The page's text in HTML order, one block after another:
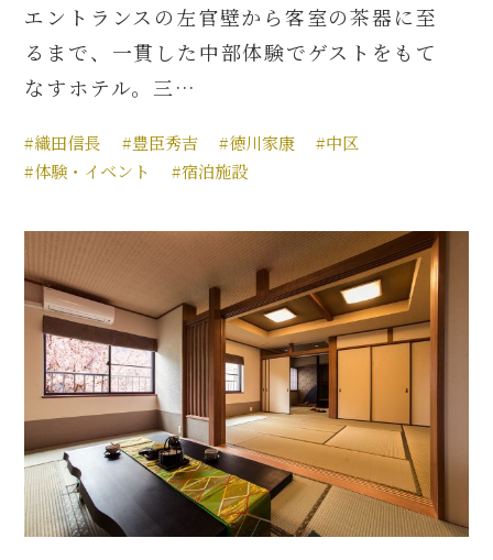
エントランスの左官壁から客室の茶器に至
るまで、一貫した中部体験でゲストをもて
なすホテル。三…
#織田信長 #豊臣秀吉 #徳川家康
#中区
#体験・イベント
#宿泊施設